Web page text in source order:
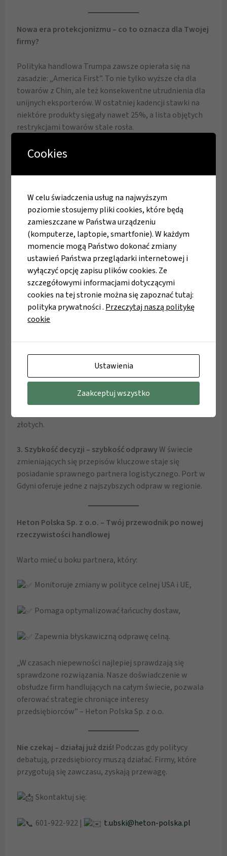
Nowa era protekcjonizmu – co to oznacza dla Twojej
firmy?
Polityka handlowa Trumpa zawsze opierała się na
zasadzie: „America First”. To nie tylko wyższe cła dla
towarów z Chin, ale też konsekwentne utrudnienia dla
unijnych eksporterów. W ostatniej kadencji stawki na
niektóre produkty sięgały nawet 25%, a lista objętych
restrykcjami towarów stale rosła.
Dziś, gdy geopolityczne napięcia są większe niż pięć lat
najgorsza strategia.
Trzy filary ochrony przed wysokimi cłami
1. Elastyczność to podstawaFirmy, które w 2018 roku
najszybciej poradziły sobie z nowymi realiami, miały
zdolność do błyskawicznej dywersyfikacji. Dziś warto
przyjrzeć się rynkom takim jak:
Wielka Brytania (wciąż preferencyjne warunki),
Kraje Zatoki Perskiej (ZEA, Arabia Saudyjska),
Afryka (Egipt, Algieria, Senegal, Nigeria).
2. Magia prawidłowej klasyfikacjiWiele towarów może
kwalifikować się do preferencyjnych stawek – pod
warunkiem właściwej klasyfikacji taryfowej. Ekspercka
złotych.
3. Szybkość decyzji – szybkość odprawyW świecie
zmieniających się przepisów kluczowe staje się
posiadanie sprawnego partnera logistycznego. Port w
Gdyni oferuje jedne z najszybszych odpraw w regionie.
Heton Polska Sp. z o.o. – Twój przewodnik po nowej
rzeczywistości handlowej
Warto mieć u boku partnera, który:
Monitoruje zmiany w polityce celnej USA i UE,
Pomaga optymalizować łańcuchy dostaw,
Zapewnia błyskawiczną odprawę celną.
„W czasach niepewności najlepiej sprawdzają się
sprawdzone rozwiązania. Nasze doświadczenie w
obsłudze firm handlujących na całym świecie, pozwala
oferować strategie chroniące interesy
przedsiębiorców” – Heton Polska Sp. z o.o.
Nie czekaj – działaj już dziś! Podczas gdy politycy
debatują, przedsiębiorcy muszą działać. Firmy, które
przygotują się zawczasu, zyskają przewagę.
Skontaktuj się:
601-922-922 | t.ubski@heton-polska.pl
Cookies
W celu świadczenia usług na najwyższym
poziomie stosujemy pliki cookies, które będą
zamieszczane w Państwa urządzeniu
(komputerze, laptopie, smartfonie). W każdym
momencie mogą Państwo dokonać zmiany
ustawień Państwa przeglądarki internetowej i
wyłączyć opcję zapisu plików cookies. Ze
szczegółowymi informacjami dotyczącymi
cookies na tej stronie można się zapoznać tutaj:
polityka prywatności . Przeczytaj naszą politykę
cookie
Ustawienia
Zaakceptuj wszystko